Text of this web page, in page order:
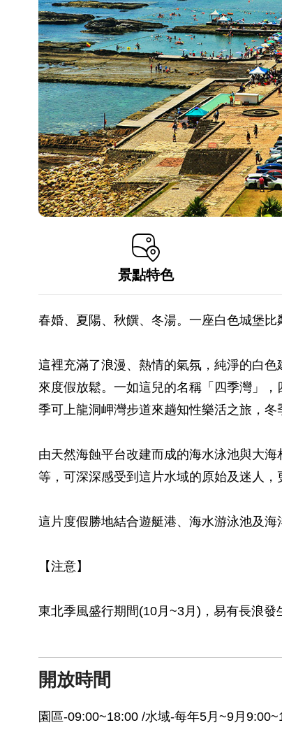
景點特色
春婚、夏陽、秋饌、冬湯。一座白色城堡
這裡充滿了浪漫、熱情的氣氛，純淨的白
來度假放鬆。一如這兒的名稱「四季灣」
季可上龍洞岬灣步道來趟知性樂活之旅，冬
由天然海蝕平台改建而成的海水泳池與大
等，可深深感受到這片水域的原始及迷人
這片度假勝地結合遊艇港、海水游泳池及
【注意】
東北季風盛行期間(10月~3月)，易有長浪發
開放時間
園區-09:00~18:00 /水域-每年5月~9月